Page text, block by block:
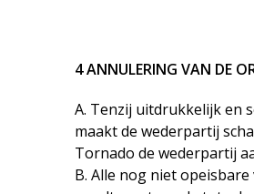
4 ANNULERING VAN DE
A. Tenzij uitdrukkelijk en
maakt de wederpartij
Tornado de wederpartij
B. Alle nog niet